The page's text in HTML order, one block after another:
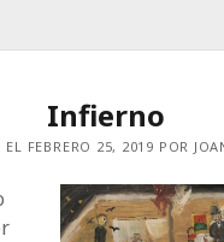
Infierno
EL FEBRERO 25, 2019 POR